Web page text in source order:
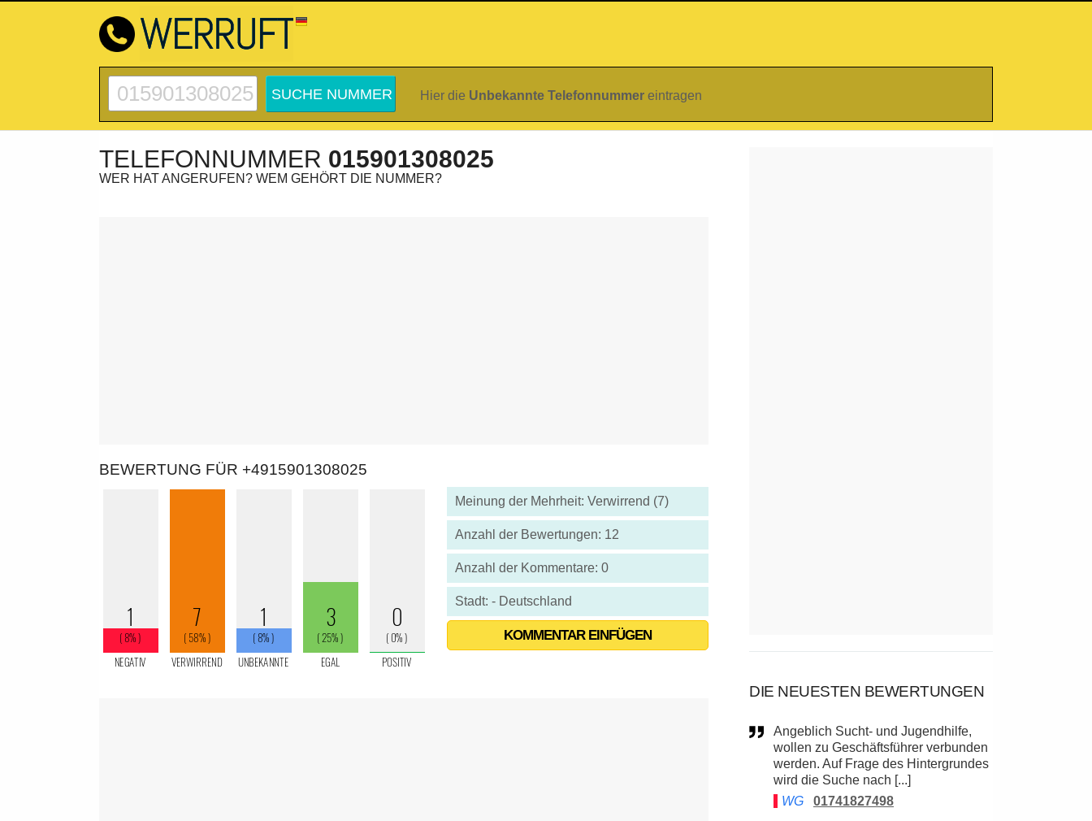
Hier die Unbekannte Telefonnummer eintragen
TELEFONNUMMER 015901308025
WER HAT ANGERUFEN? WEM GEHÖRT DIE NUMMER?
BEWERTUNG FÜR +4915901308025
Meinung der Mehrheit: Verwirrend (7)
Anzahl der Bewertungen: 12
Anzahl der Kommentare: 0
Stadt: - Deutschland
KOMMENTAR EINFÜGEN
DIE NEUESTEN BEWERTUNGEN
Angeblich Sucht- und Jugendhilfe,
wollen zu Geschäftsführer verbunden
werden. Auf Frage des Hintergrundes
wird die Suche nach [...]
WG
01741827498